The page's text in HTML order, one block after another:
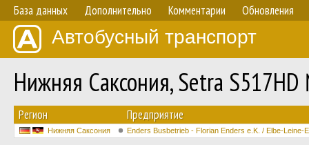
База данных Дополнительно Комментарии Обновления
Автобусный транспорт
Нижняя Саксония, Setra
Регион Предприятие
Нижняя Саксония Enders Busbetrieb - Florian Enders e.K. / Elbe-Leine-